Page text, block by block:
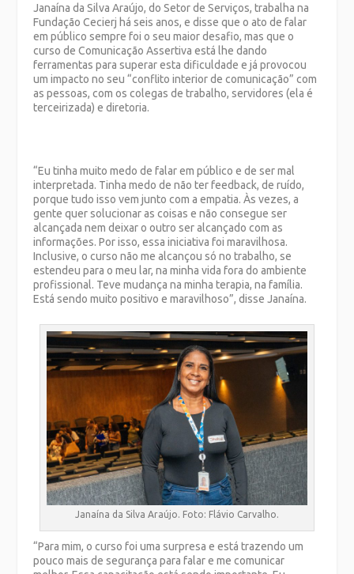
Janaína da Silva Araújo, do Setor de Serviços, trabalha na
Fundação Cecierj há seis anos, e disse que o ato de falar
em público sempre foi o seu maior desafio, mas que o
curso de Comunicação Assertiva está lhe dando
ferramentas para superar esta dificuldade e já provocou
um impacto no seu “conflito interior de comunicação” com
as pessoas, com os colegas de trabalho, servidores (ela é
terceirizada) e diretoria.
“Eu tinha muito medo de falar em público e de ser mal
interpretada. Tinha medo de não ter feedback, de ruído,
porque tudo isso vem junto com a empatia. Às vezes, a
gente quer solucionar as coisas e não consegue ser
alcançada nem deixar o outro ser alcançado com as
informações. Por isso, essa iniciativa foi maravilhosa.
Inclusive, o curso não me alcançou só no trabalho, se
estendeu para o meu lar, na minha vida fora do ambiente
profissional. Teve mudança na minha terapia, na família.
Está sendo muito positivo e maravilhoso”, disse Janaína.
Janaína da Silva Araújo. Foto: Flávio Carvalho.
“Para mim, o curso foi uma surpresa e está trazendo um
pouco mais de segurança para falar e me comunicar